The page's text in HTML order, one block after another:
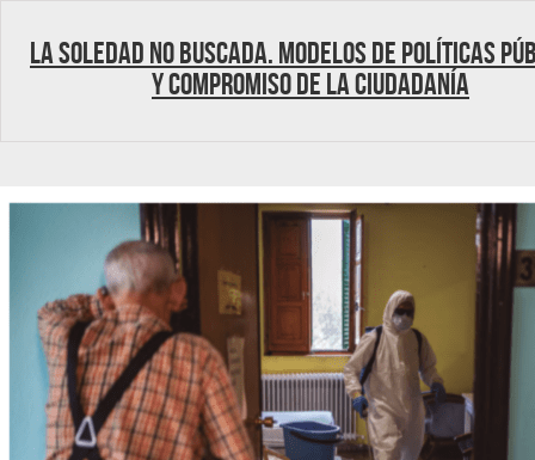
LA SOLEDAD NO BUSCADA. MODELOS DE POLÍTICAS
Y COMPROMISO DE LA CIUDADANÍA